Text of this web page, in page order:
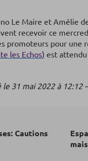
Le Maire et Amélie
recevoir ce
promoteurs pour une
les Echos) est
le 31 mai 2022 à
Cautions